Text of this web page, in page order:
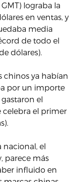
lograba la
en ventas, y
media
de todo el
dólares).
chinos ya habían
por un importe
el
celebra el primer
nacional, el
parece más
influido en